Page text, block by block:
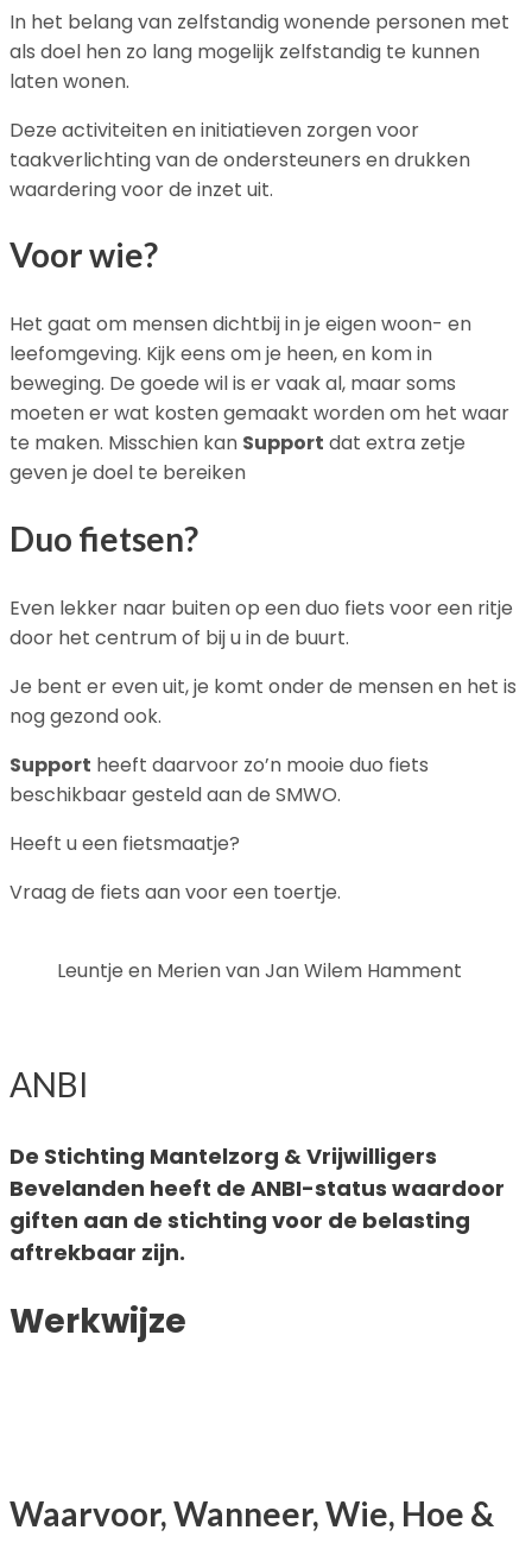
In het belang van zelfstandig wonende personen met
als doel hen zo lang mogelijk zelfstandig te kunnen
laten wonen.
Deze activiteiten en initiatieven zorgen voor
taakverlichting van de ondersteuners en drukken
waardering voor de inzet uit.
Voor wie?
Het gaat om mensen dichtbij in je eigen woon- en
leefomgeving. Kijk eens om je heen, en kom in
beweging. De goede wil is er vaak al, maar soms
moeten er wat kosten gemaakt worden om het waar
te maken. Misschien kan Support dat extra zetje
geven je doel te bereiken
Duo fietsen?
Even lekker naar buiten op een duo fiets voor een ritje
door het centrum of bij u in de buurt.
Je bent er even uit, je komt onder de mensen en het is
nog gezond ook.
Support heeft daarvoor zo’n mooie duo fiets
beschikbaar gesteld aan de SMWO.
Heeft u een fietsmaatje?
Vraag de fiets aan voor een toertje.
Leuntje en Merien van Jan Wilem Hamment
ANBI
De Stichting Mantelzorg & Vrijwilligers
Bevelanden heeft de ANBI-status waardoor
giften aan de stichting voor de belasting
aftrekbaar zijn.
Werkwijze
Waarvoor, Wanneer, Wie, Hoe &